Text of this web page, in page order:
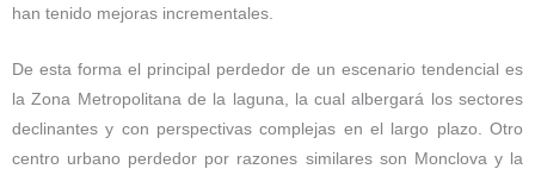
han tenido mejoras incrementales.
De esta forma el principal perdedor de un escenario tendencial es
la Zona Metropolitana de la laguna, la cual albergará los sectores
declinantes y con perspectivas complejas en el largo plazo. Otro
centro urbano perdedor por razones similares son Monclova y la